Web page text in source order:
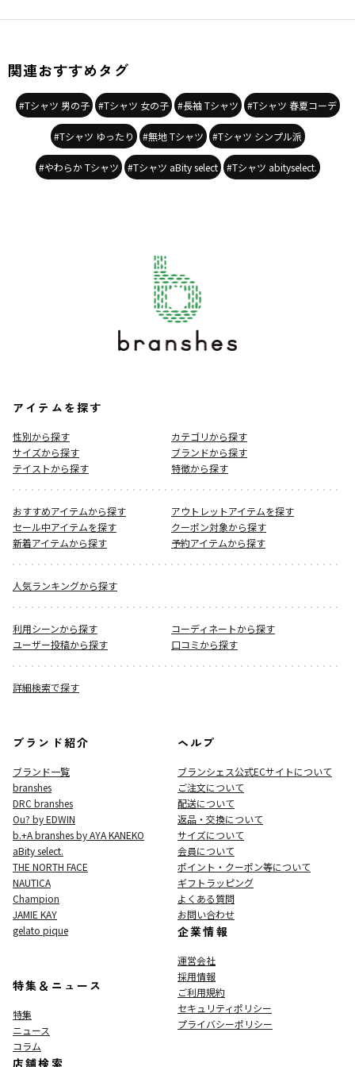
商品番号
／18-5105-801
関連おすすめタグ
#Tシャツ 男の子 #Tシャツ 女の子 #長袖 Tシャツ #Tシャツ 春夏コーデ
#Tシャツ ゆったり #無地 Tシャツ #Tシャツ シンプル派
#やわらか Tシャツ #Tシャツ aBity select #Tシャツ abityselect.
アイテムを探す
性別から探す
カテゴリから探す
サイズから探す
ブランドから探す
テイストから探す
特徴から探す
おすすめアイテムから探す
アウトレットアイテムを探す
セール中アイテムを探す
クーポン対象から探す
新着アイテムから探す
予約アイテムから探す
人気ランキングから探す
利用シーンから探す
コーディネートから探す
ユーザー投稿から探す
口コミから探す
詳細検索で探す
ブランド紹介
ブランド一覧
branshes
DRC branshes
Ou? by EDWIN
b.+A branshes by AYA KANEKO
aBity select.
THE NORTH FACE
NAUTICA
Champion
JAMIE KAY
gelato pique
特集＆ニュース
特集
ニュース
コラム
店舗検索
ヘルプ
ブランシェス公式ECサイトについて
ご注文について
配送について
返品・交換について
サイズについて
会員について
ポイント・クーポン等について
ギフトラッピング
よくある質問
お問い合わせ
企業情報
運営会社
採用情報
ご利用規約
セキュリティポリシー
プライバシーポリシー